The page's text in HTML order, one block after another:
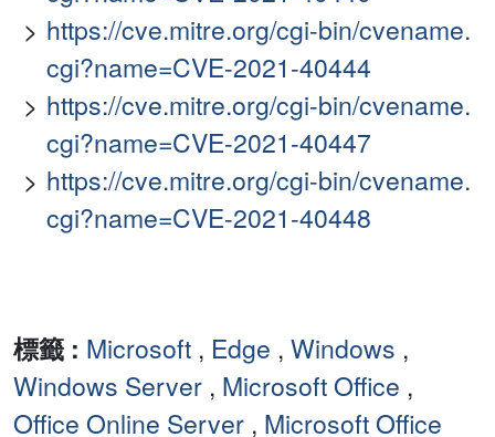
https://cve.mitre.org/cgi-bin/cvename.
cgi?name=CVE-2021-40444
https://cve.mitre.org/cgi-bin/cvename.
cgi?name=CVE-2021-40447
https://cve.mitre.org/cgi-bin/cvename.
cgi?name=CVE-2021-40448
標籤 : Microsoft , Edge , Windows ,
Windows Server , Microsoft Office ,
Office Online Server , Microsoft Office